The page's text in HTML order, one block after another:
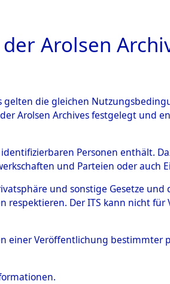
BILD
JAKOBS, WILLEM AREND
Arolsen
gelten die gleichen
Arolsen Archives festgelegt und
Personen enthält.
und Parteien oder auch
und sonstige Gesetze
Der ITS kann nicht
einer Veröffentlichung bestimmter